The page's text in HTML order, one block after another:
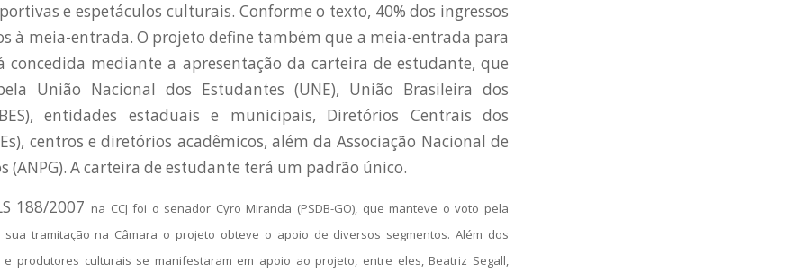
e espetáculos culturais. Conforme o texto, 40% dos ingressos
à meia-entrada. O projeto define também que a meia-entrada para
concedida mediante a apresentação da carteira de estudante, que
União Nacional dos Estudantes (UNE), União Brasileira dos
entidades estaduais e municipais, Diretórios Centrais dos
centros e diretórios acadêmicos, além da Associação Nacional de
(ANPG). A carteira de estudante terá um padrão único.
188/2007 na CCJ foi o senador Cyro Miranda (PSDB-GO), que manteve o voto pela
sua tramitação na Câmara o projeto obteve o apoio de diversos segmentos. Além dos
e produtores culturais se manifestaram em apoio ao projeto, entre eles, Beatriz Segall,